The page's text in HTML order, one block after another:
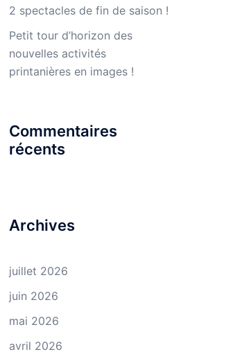
2 spectacles de fin de saison !
Petit tour d’horizon des
nouvelles activités
printanières en images !
Commentaires
récents
Archives
juillet 2026
juin 2026
mai 2026
avril 2026